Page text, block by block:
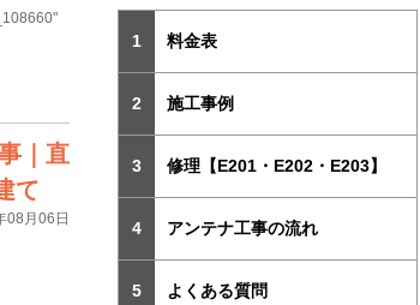
｜直
て
08月06日
料金表
施工事例
修理【E201・E202・E203】
アンテナ工事の流れ
よくある質問